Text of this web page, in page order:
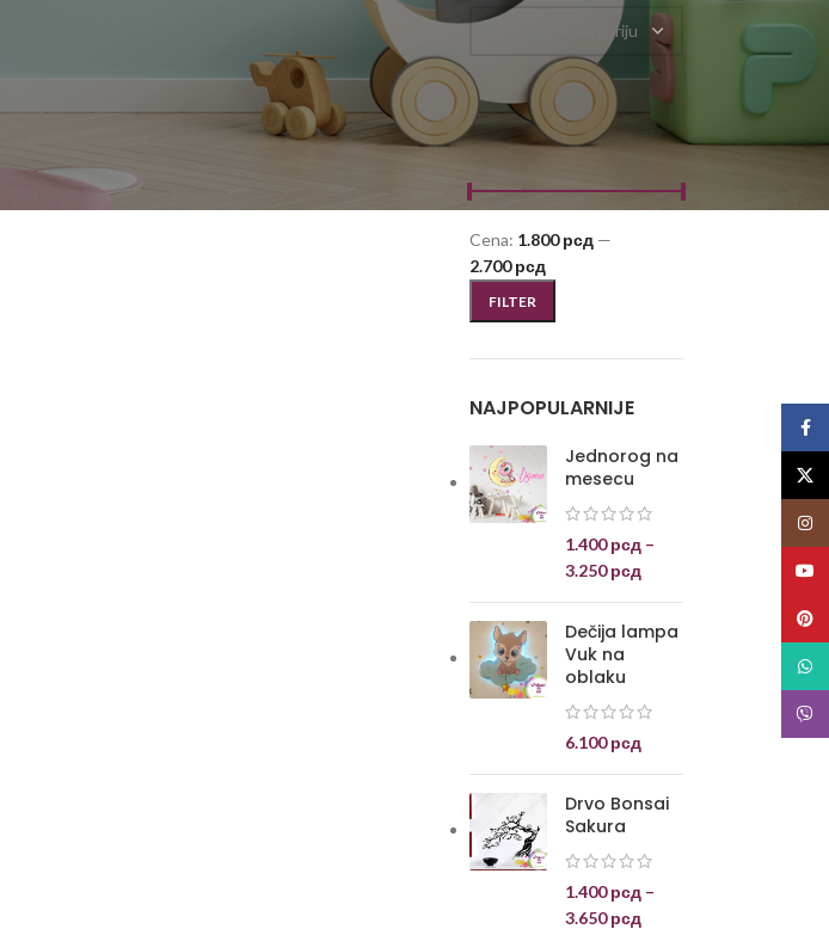
Odaberite kategoriju
FILTRIRAJ PO CENI
FILTER
Cena: 1.800 рсд —
2.700 рсд
NAJPOPULARNIJE
Jednorog na
mesecu
1.400рсд –
3.250рсд
Dečija lampa
Vuk na
oblaku
6.100рсд
Drvo Bonsai
Sakura
1.400рсд –
3.650рсд
Viber